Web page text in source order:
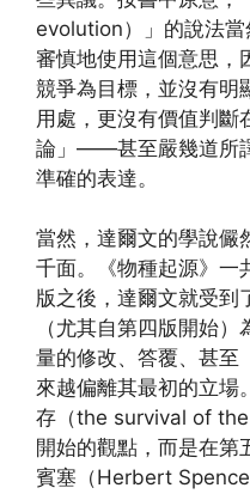
evolution）」的說法
審慎地使用這個意思，
競爭為目標，並沒有明
用處，更沒有價值判斷
論」——甚至嚴幾道所
準確的表達。
當然，達爾文的學說儼
千面。《物種起源》一
版之後，達爾文就受到
（尤其自第四版開始
量的修改、答覆、甚至
來越偏離其最初的立場
存（the survival of
開始的觀點，而是在第
賓塞（Herbert